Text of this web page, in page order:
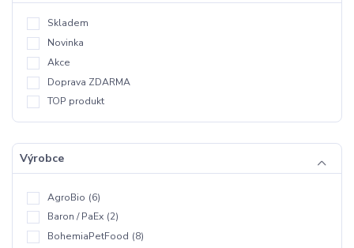
Skladem
Novinka
Akce
Doprava ZDARMA
TOP produkt
Výrobce
AgroBio (6)
Baron / PaEx (2)
BohemiaPetFood (8)